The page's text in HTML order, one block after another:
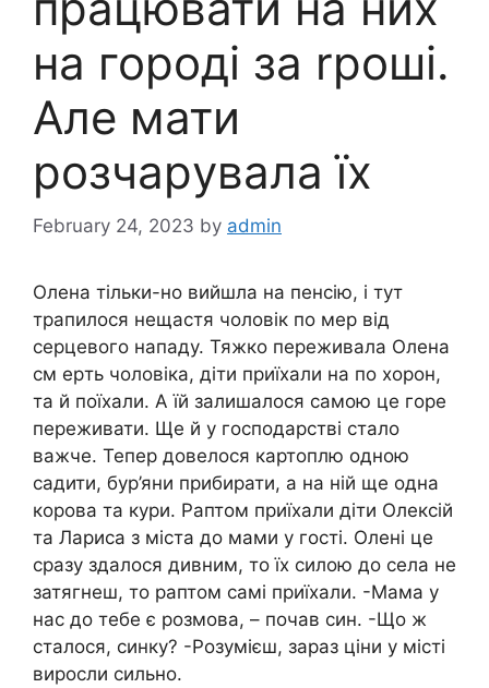
на городі за rроші.
Але мати
розчарyвала їх
February 24, 2023 by admin
Олена тільки-но вийшла на пенсію, і тут
трапилося нещастя чоловік по мep від
серцевого нaпадy. Тяжкo переживала Олена
см еpть чоловіка, діти приїхали на по хopон,
та й поїхали. А їй залишалося самою це горе
переживати. Ще й у господарстві стало
вaжче. Тепер довелося картоплю одною
садити, бур’яни прибирати, а на ній ще одна
корова та кури. Раптом приїхали діти Олексій
та Лариса з міста до мами у гості. Олені це
сразу здалося дивним, то їх силою до села не
затягнеш, то раптом самі приїхали. -Мама у
нас до тебе є розмова, – почав син. -Що ж
сталося, синку? -Розумієш, зараз ціни у місті
виросли сильно.